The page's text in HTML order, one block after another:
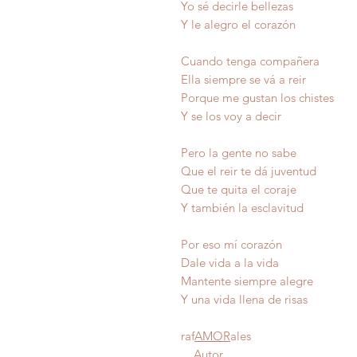
Yo sé decirle bellezas
Y le alegro el corazón
Cuando tenga compañera
Ella siempre se vá a reir
Porque me gustan los chistes
Y se los voy a decir
Pero la gente no sabe
Que el reir te dá juventud
Que te quita el coraje
Y también la esclavitud
Por eso mí corazón
Dale vida a la vida
Mantente siempre
Y una vida llena de
rafAMORales